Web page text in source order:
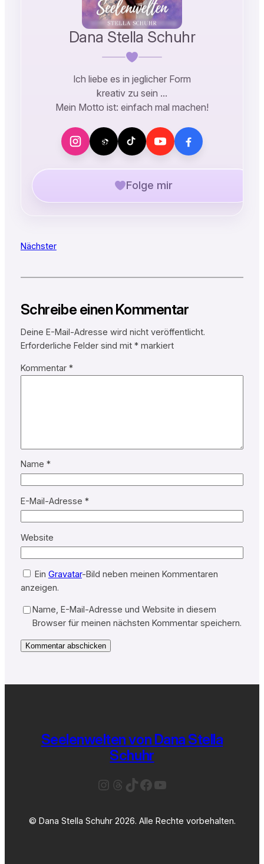
Dana Stella Schuhr
Ich liebe es in jeglicher Form
kreativ zu sein …
Mein Motto ist: einfach mal machen!
Folge mir
Nächster
Schreibe einen Kommentar
Deine E-Mail-Adresse wird nicht veröffentlicht.
Erforderliche Felder sind mit *markiert
Kommentar *
Name *
E-Mail-Adresse *
Website
Ein Gravatar-Bild neben meinen Kommentaren
anzeigen.
Name, E-Mail-Adresse und Website in diesem
Browser für meinen nächsten Kommentar speichern.
Seelenwelten von Dana Stella
Schuhr
Instagram
Threads
TikTok
Facebook
YouTube
© Dana Stella Schuhr 2026. Alle Rechte vorbehalten.